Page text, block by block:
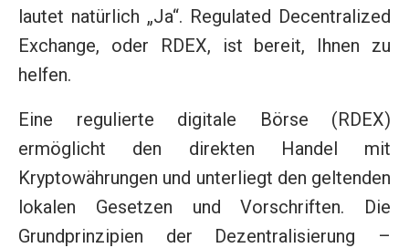
lautet natürlich „Ja“. Regulated Decentralized
Exchange, oder RDEX, ist bereit, Ihnen zu
helfen.
Eine regulierte digitale Börse (RDEX)
ermöglicht den direkten Handel mit
Kryptowährungen und unterliegt den geltenden
lokalen Gesetzen und Vorschriften. Die
Grundprinzipien der Dezentralisierung –